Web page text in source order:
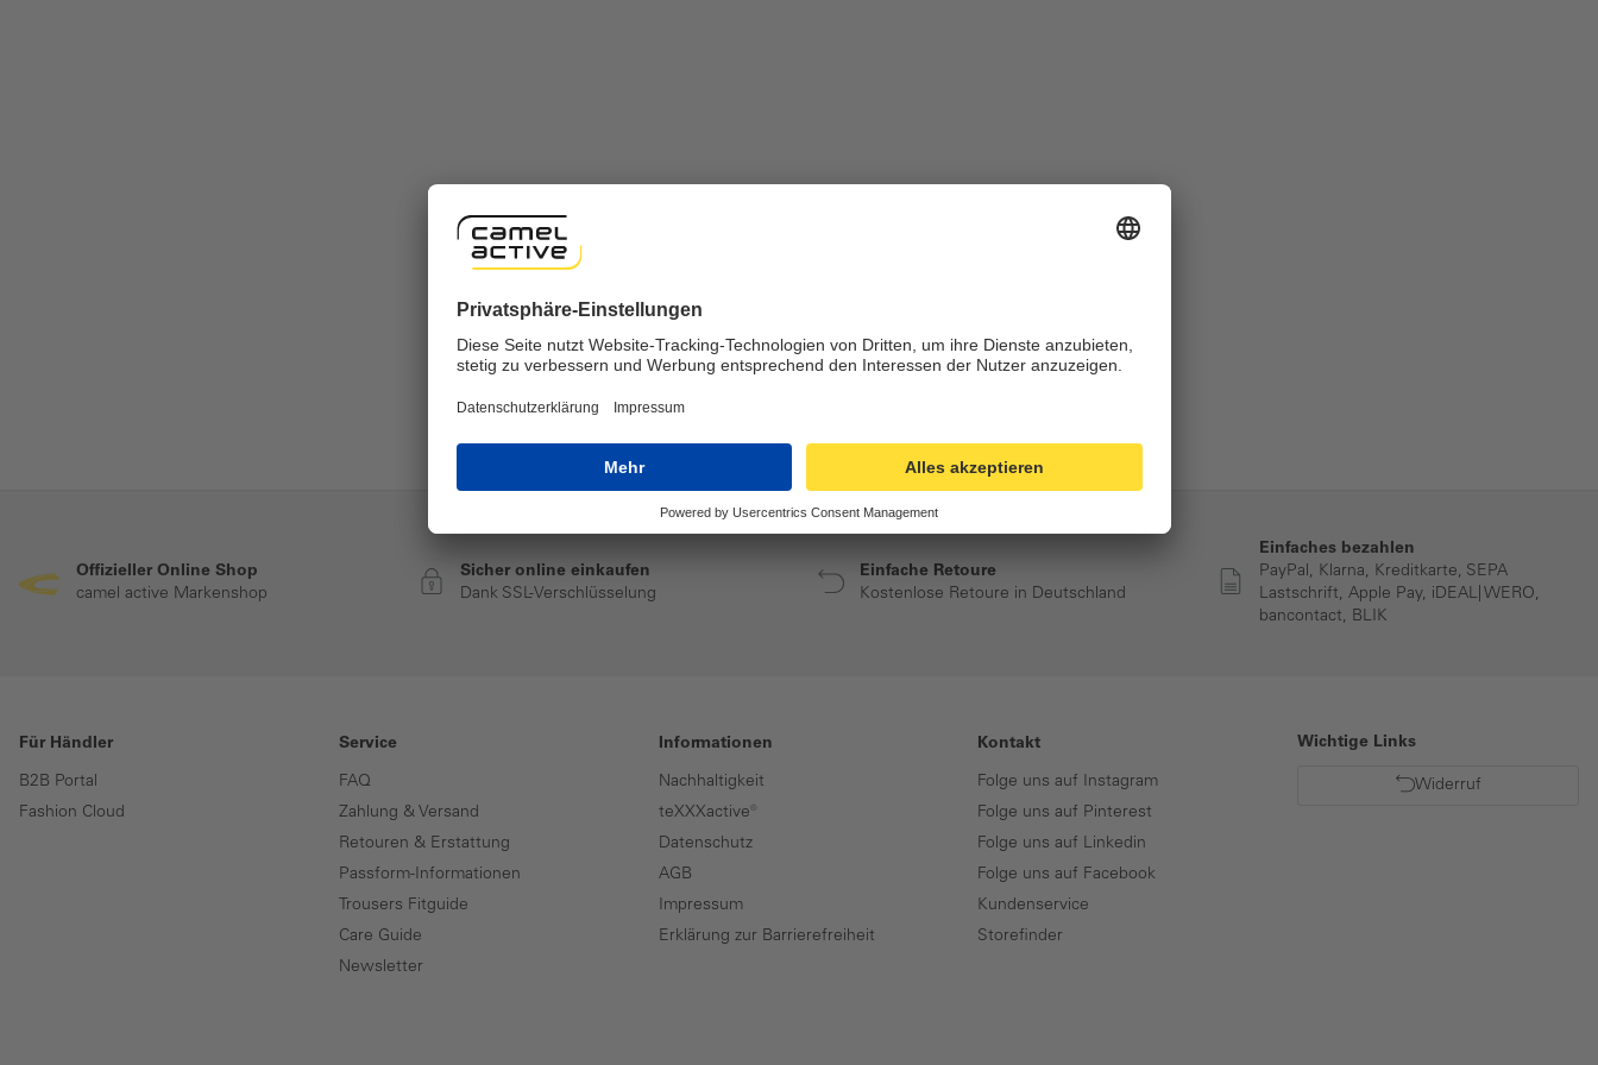
Offizieller Online Shop
camel active Markenshop
Sicher online einkaufen
Dank SSL-Verschlüsselung
Einfache Retoure
Kostenlose Retoure in Deutschland
Einfaches bezahlen
PayPal, Klarna, Kreditkarte, SEPA
Lastschrift, Apple Pay, iDEAL| WERO,
bancontact, BLIK
Für Händler
B2B Portal
Fashion Cloud
Service
FAQ
Zahlung & Versand
Retouren & Erstattung
Passform-Informationen
Trousers Fitguide
Care Guide
Newsletter
Informationen
Nachhaltigkeit
teXXXactive®
Datenschutz
AGB
Impressum
Erklärung zur Barrierefreiheit
Kontakt
Folge uns auf Instagram
Folge uns auf Pinterest
Folge uns auf Linkedin
Folge uns auf Facebook
Kundenservice
Storefinder
Wichtige Links
Widerruf